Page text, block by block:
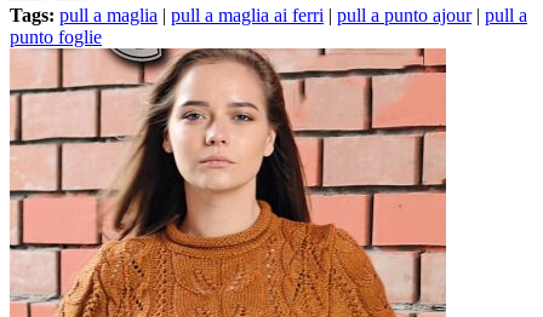
Tags: pull a maglia pull a maglia ai ferri pull a punto ajour| pull a
punto foglie